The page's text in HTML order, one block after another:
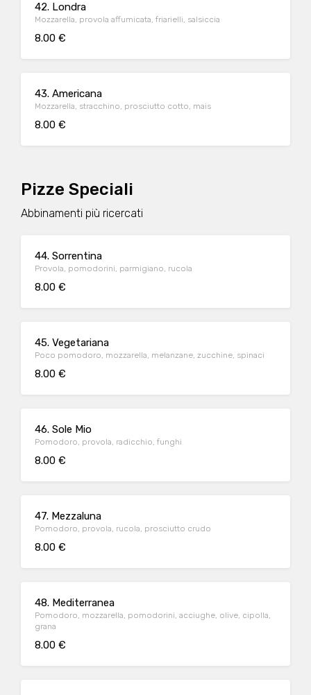
42. Londra
Mozzarella, provola affumicata, friarielli, salsiccia
8.00 €
43. Americana
Mozzarella, stracchino, prosciutto cotto, mais
8.00 €
Pizze Speciali
Abbinamenti più ricercati
44. Sorrentina
Provola, pomodorini, parmigiano, rucola
8.00 €
45. Vegetariana
Poco pomodoro, mozzarella, melanzane, zucchine, spinaci
8.00 €
46. Sole Mio
Pomodoro, provola, radicchio, funghi
8.00 €
47. Mezzaluna
Pomodoro, provola, rucola, prosciutto crudo
8.00 €
48. Mediterranea
Pomodoro, mozzarella, pomodorini, acciughe, olive, cipolla,
grana
8.00 €